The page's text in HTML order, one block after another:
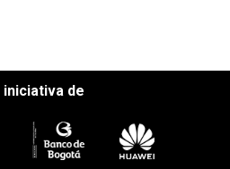
iniciativa de